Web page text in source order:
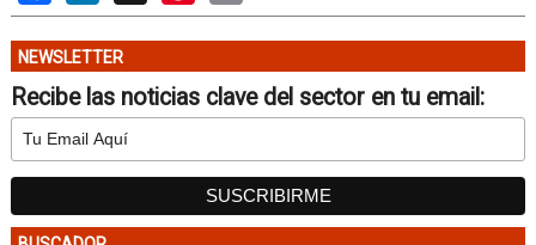
NEWSLETTER
Recibe las noticias clave del sector en tu email: